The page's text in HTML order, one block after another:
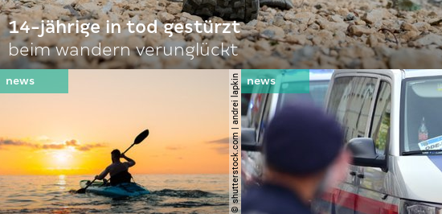
14-jährige in tod gestürzt
beim wandern verunglückt
© shutterstock.com | andrei lapkin